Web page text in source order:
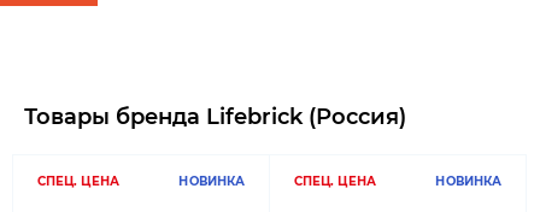
Товары бренда Lifebrick (Россия)
СПЕЦ. ЦЕНА НОВИНКА СПЕЦ. ЦЕНА НОВИНКА